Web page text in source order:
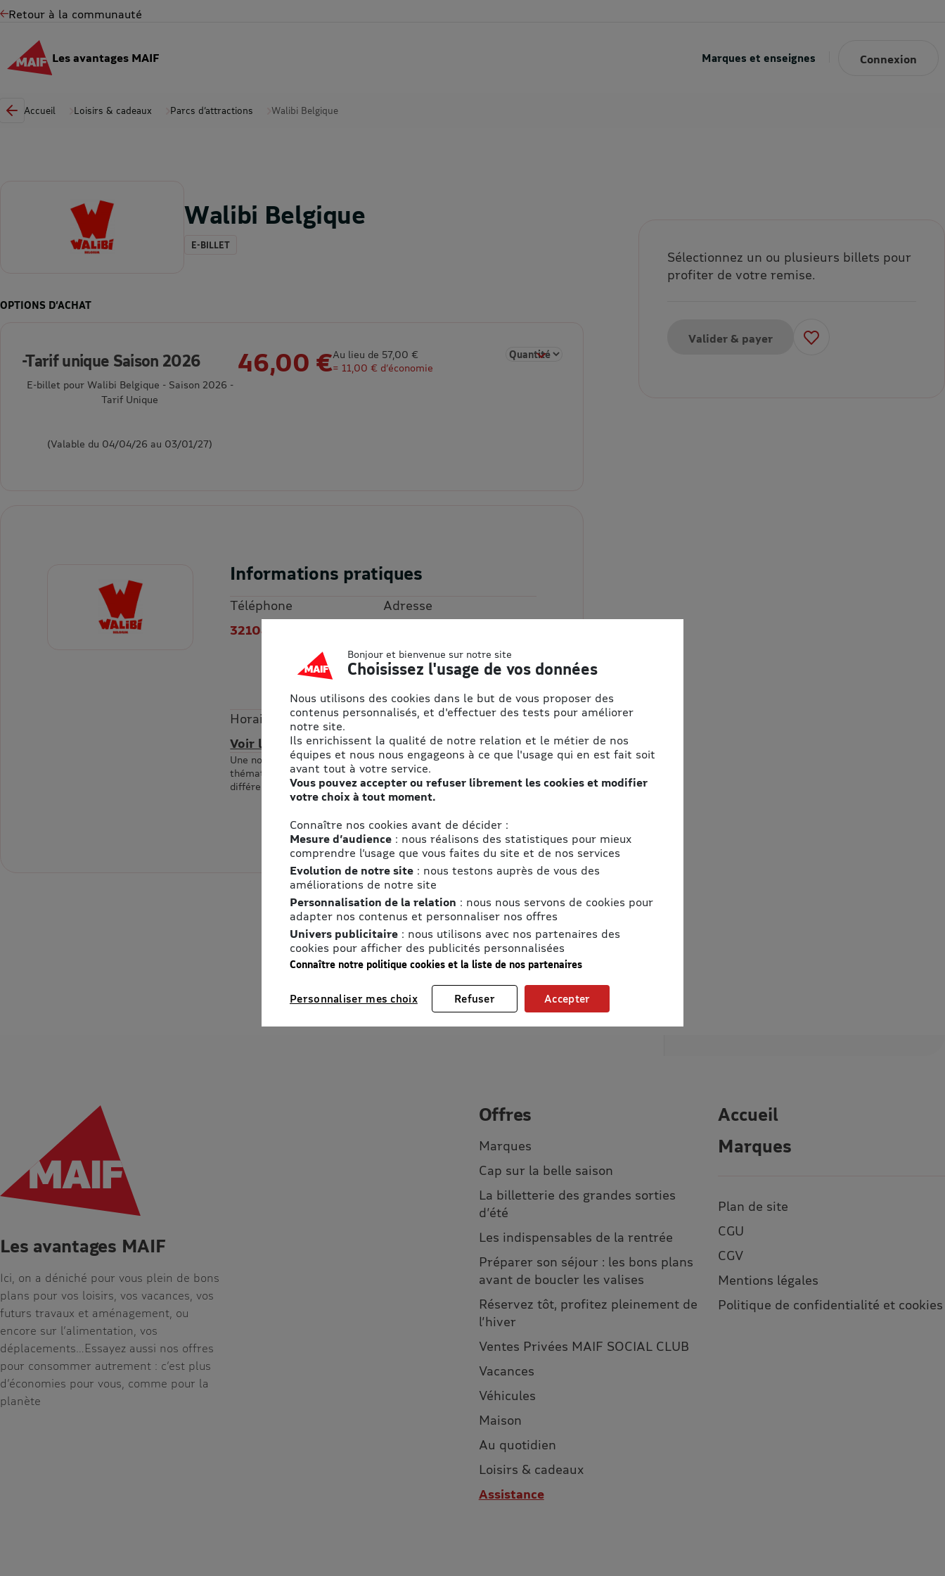
Retour à la communauté
Les avantages MAIF Marques et enseignes Connexion
Accueil Loisirs & cadeaux Parcs d’attractions Walibi Belgique
Walibi Belgique
E-BILLET
OPTIONS D’ACHAT
-Tarif unique Saison 2026
E-billet pour Walibi Belgique - Saison 2026 -
Tarif Unique
(Valable du 04/04/26 au 03/01/27)
46,00 €Au lieu de 57,00 €
= 11,00 € d’économie
Sélectionner la quantité pour -Tarif unique Saison 2026
Informations pratiques
Téléphone
3210421500
Adresse
Boulevard de l'Europe
100,
Horaires
Voir les horaires
Accès
Voir le plan d'accès
Une nouvelle attraction interactive dans un nouveau monde
thématisé ! Venez affronter des popcorns rebelles dans les
différentes salles d’un cinéma d’ambiance Bollywood.
Sélectionnez un ou plusieurs billets pour
profiter de votre remise.
Valider & payer
Les avantages MAIF
Ici, on a déniché pour vous plein de bons
plans pour vos loisirs, vos vacances, vos
futurs travaux et aménagement, ou
encore sur l’alimentation, vos
déplacements…Essayez aussi nos offres
pour consommer autrement : c’est plus
d’économies pour vous, comme pour la
planète
Offres
Marques
Cap sur la belle saison
La billetterie des grandes sorties
d’été
Les indispensables de la rentrée
Préparer son séjour : les bons plans
avant de boucler les valises
Réservez tôt, profitez pleinement de
l’hiver
Ventes Privées MAIF SOCIAL CLUB
Vacances
Véhicules
Maison
Au quotidien
Loisirs & cadeaux
Assistance
Accueil
Marques
Plan de site
CGU
CGV
Mentions légales
Politique de confidentialité et cookies
Bonjour et bienvenue sur notre site
Choisissez l'usage de vos données
Nous utilisons des cookies dans le but de vous proposer des
contenus personnalisés, et d'effectuer des tests pour améliorer
notre site.
Ils enrichissent la qualité de notre relation et le métier de nos
équipes et nous nous engageons à ce que l'usage qui en est fait soit
avant tout à votre service.
Vous pouvez accepter ou refuser librement les cookies et modifier
votre choix à tout moment.
Connaître nos cookies avant de décider :
Mesure d’audience : nous réalisons des statistiques pour mieux
comprendre l’usage que vous faites du site et de nos services
Evolution de notre site : nous testons auprès de vous des
améliorations de notre site
Personnalisation de la relation : nous nous servons de cookies pour
adapter nos contenus et personnaliser nos offres
Univers publicitaire : nous utilisons avec nos partenaires des
cookies pour afficher des publicités personnalisées
Connaître notre politique cookies et la liste de nos partenaires
Personnaliser mes choix Refuser Accepter